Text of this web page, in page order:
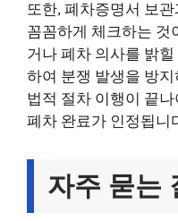
또한, 폐차증명서 보
꼼꼼하게 체크하는 것
거나 폐차 의사를 밝
하여 분쟁 발생을 방
법적 절차 이행이 끝
폐차 완료가 인정됩니
자주 묻는